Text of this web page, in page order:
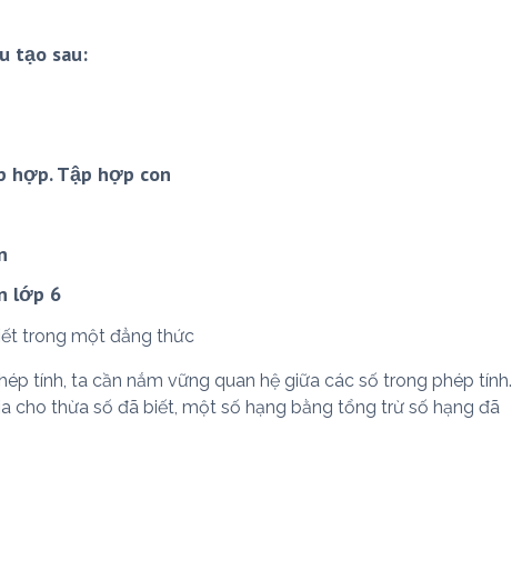
tạo sau:
hợp. Tập hợp con
lớp 6
trong một đẳng thức
tính, ta cần nắm vững quan hệ giữa các số trong phép tính.
cho thừa số đã biết, một số hạng bằng tổng trừ số hạng đã